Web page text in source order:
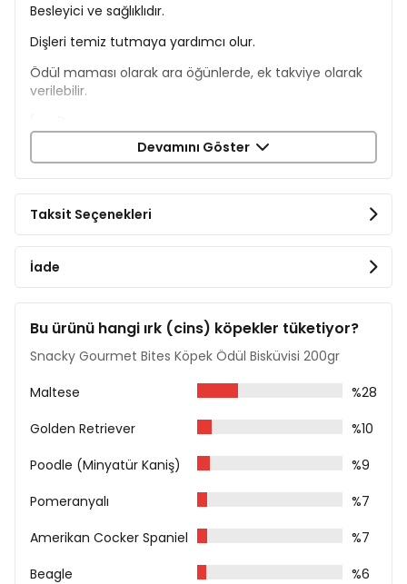
Besleyici ve sağlıklıdır.
Dişleri temiz tutmaya yardımcı olur.
Ödül maması olarak ara öğünlerde, ek takviye olarak
verilebilir.
Tahıllar (Buğday)
Et ve Et Ürünleri (Tavuk)
Mineraller
Analiz Raporu
Ham Kül %4,5
Ham Selüloz %1,7
Nem %12
Beslenme Önerisi
Öğünlere ilave atıştırmalık olarak verilebilir.
Bu ürün günlük tam mama yerine geçmez.
bireysel ihtiyaçlar, yaşa, ırka veya aktiviteye göre
Köpeğiniz için her zaman temiz ve taze su
bulundurunuz.
Devamını Göster
Taksit Seçenekleri
İade
Bu ürünü hangi ırk (cins) köpekler tüketiyor?
Snacky Gourmet Bites Köpek Ödül Bisküvisi 200gr
Maltese
%28
Golden Retriever
%10
Poodle (Minyatür Kaniş)
%9
Pomeranyalı
%7
Amerikan Cocker Spaniel
%7
Beagle
%6